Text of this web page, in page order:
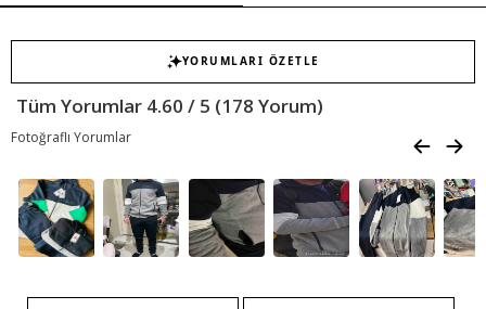
YORUMLARI ÖZETLE
Tüm Yorumlar 4.60 / 5 (178 Yorum)
Fotoğraflı Yorumlar